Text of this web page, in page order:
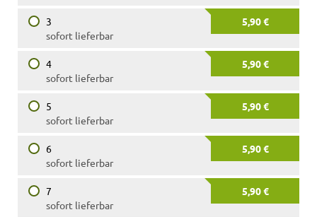
3
5,90 €
sofort lieferbar
4
5,90 €
sofort lieferbar
5
5,90 €
sofort lieferbar
6
5,90 €
sofort lieferbar
7
5,90 €
sofort lieferbar